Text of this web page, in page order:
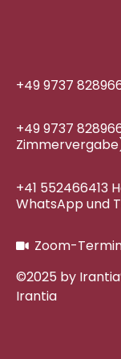
+49 9737
+49 9737
+41 552466413
WhatsApp und
Zoom-
©2025 by
Irantia